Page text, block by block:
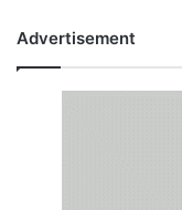
Advertisement